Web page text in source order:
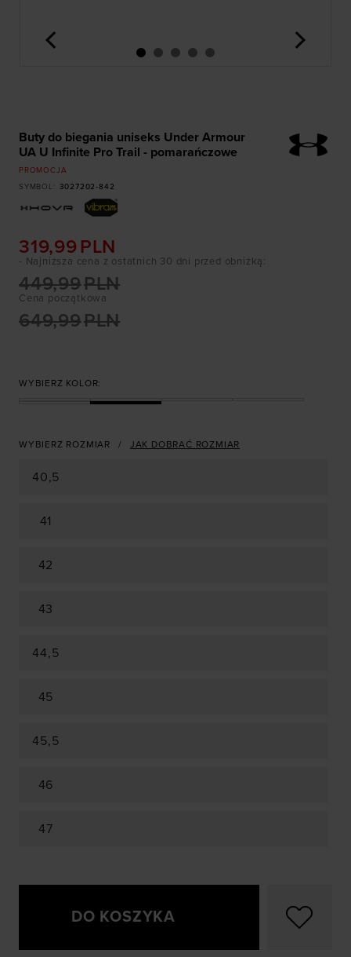
<
Buty do biegania uniseks Under Armour
UA U Infinite Pro Trail - pomarańczowe
PROMOCJA
SYMBOL
3027202-842
319,99 PLN
Cena początkowa
649,99PLN
449,99PLN
- Najniższa cena z ostatnich 30 dni przed obniżką:
WYBIERZ KOLOR:
WYBIERZ ROZMIAR JAK DOBRAĆ ROZMIAR
40,5
41
42
43
44,5
45
45,5
46
47
DO KOSZYKA